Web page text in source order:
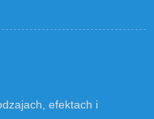
efektach i